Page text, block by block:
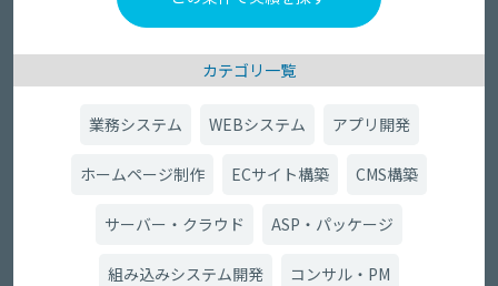
カテゴリ一覧
業務システム WEBシステム アプリ開発
ホームページ制作 ECサイト構築 CMS構築
サーバー・クラウド ASP・パッケージ
組み込みシステム開発 コンサル・PM